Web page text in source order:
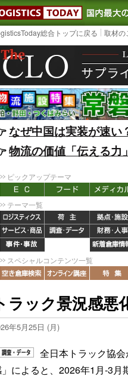
総合トップに戻る 取材の
なぜ中国は実装が速い
物流の価値「伝える力
ピックアップテーマ
テーマ一覧
スペシャルコンテンツ一覧
ラック景況感悪
年5月25日 (月)
全日本トラック協
によると、2026年1月-3